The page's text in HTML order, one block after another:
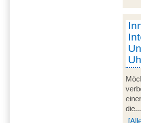
die...